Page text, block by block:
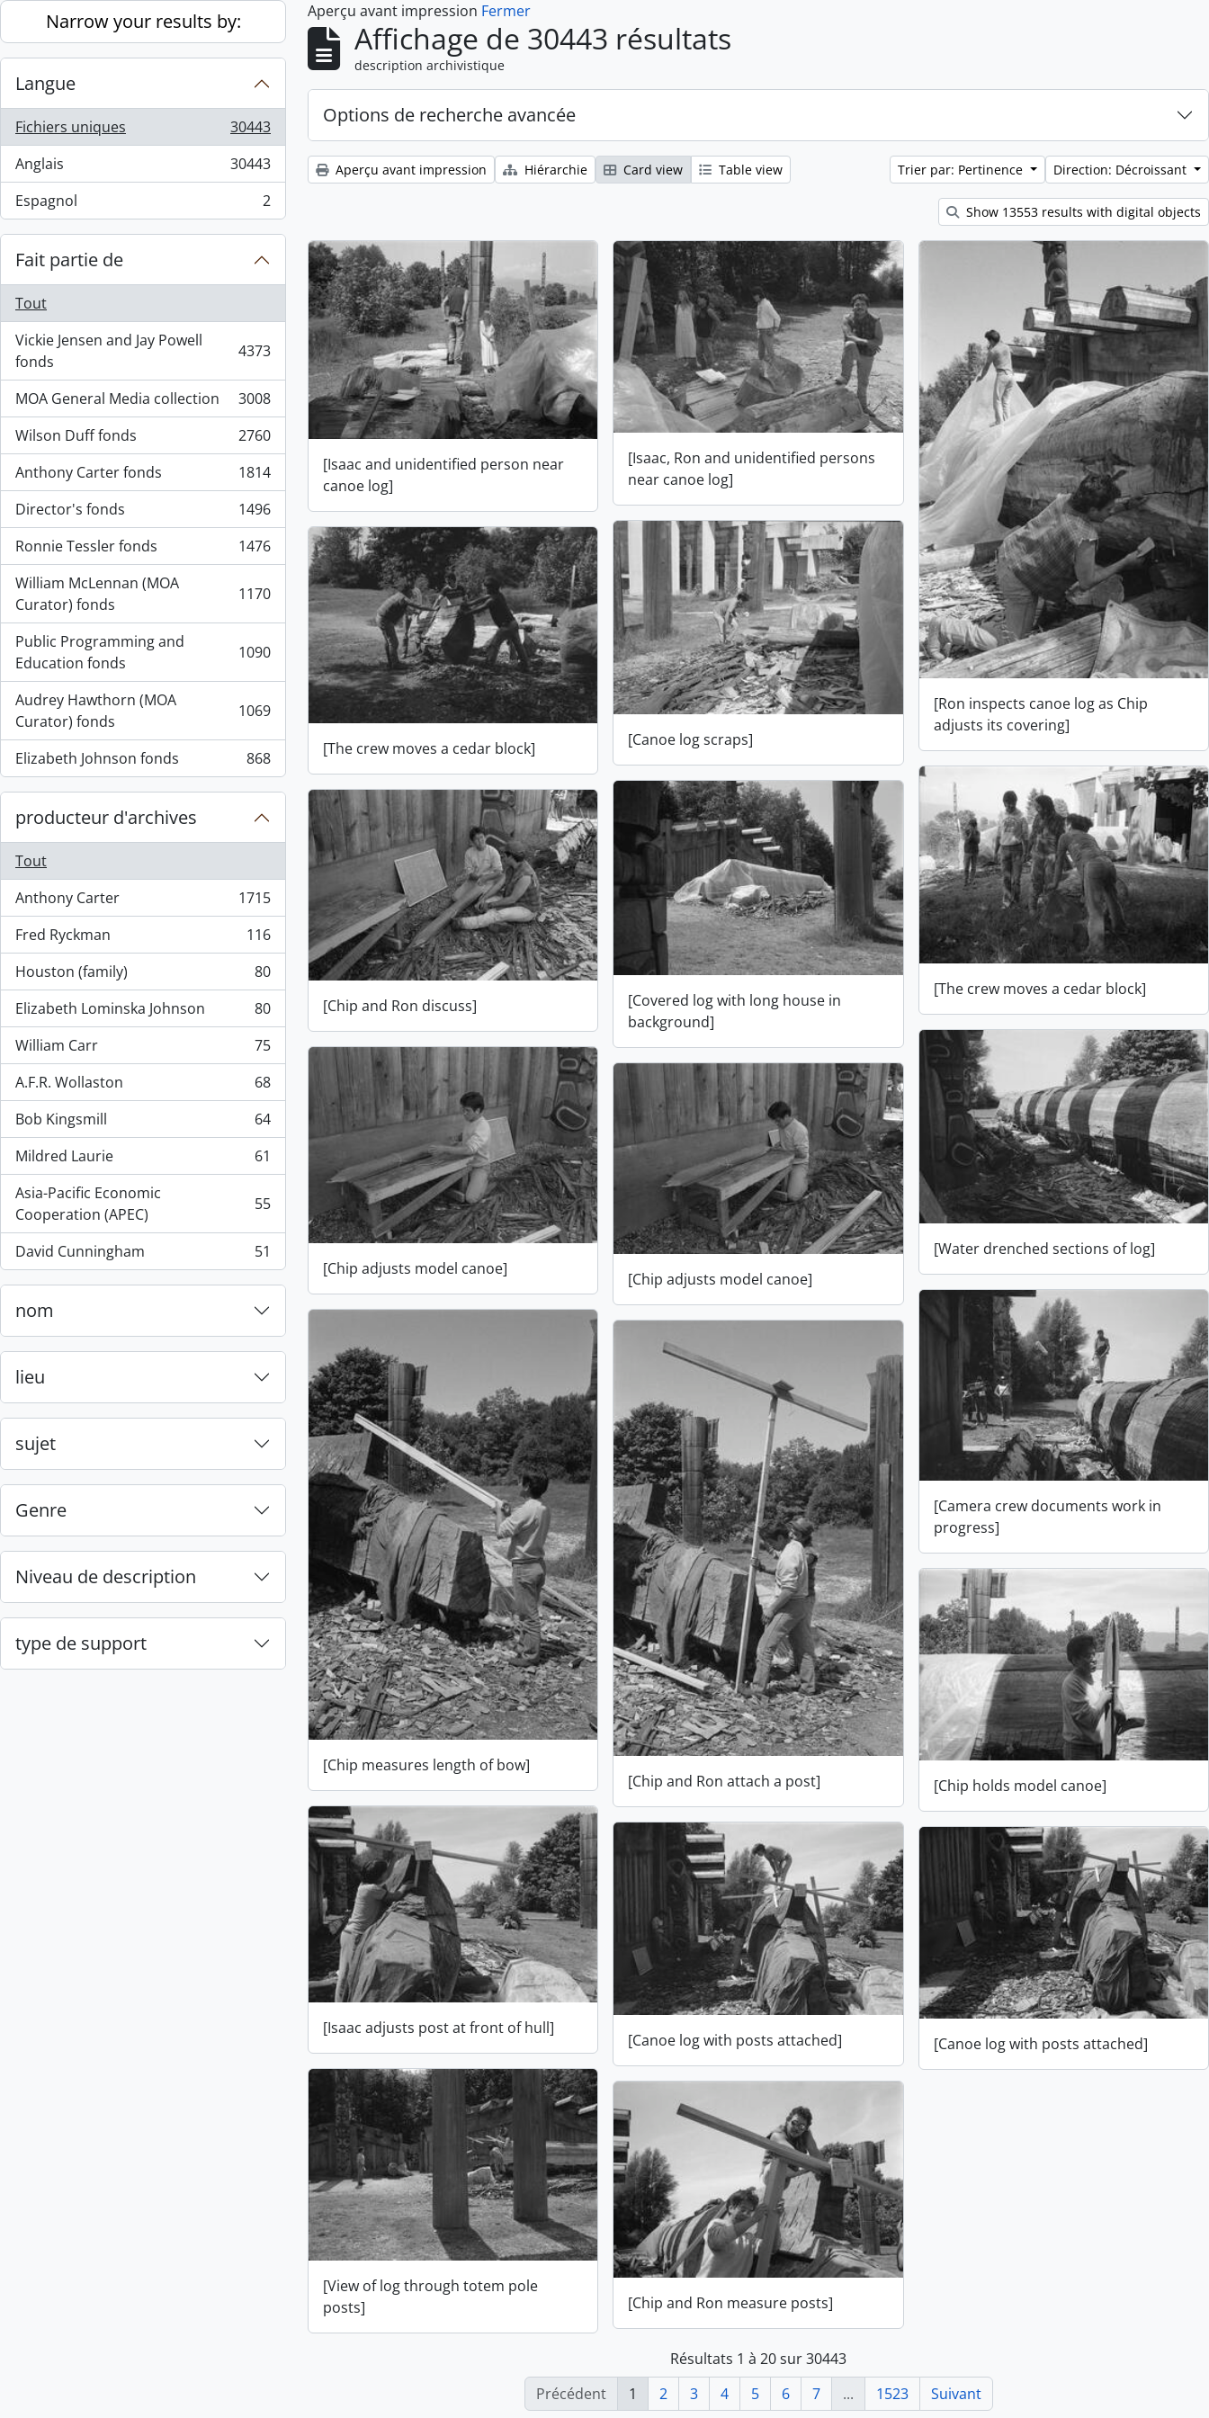
Skip to main content
Narrow your results by:
Langue
Fichiers uniques
, 30443 résultats
30443
Anglais
, 30443 résultats
30443
Espagnol
, 2 résultats 2
Fait partie de
Tout
Vickie Jensen and Jay Powell
fonds
, 4373 résultats 4373
MOA General Media collection
, 3008 résultats
3008
Wilson Duff fonds
, 2760 résultats
2760
Anthony Carter fonds
, 1814 résultats
1814
Director's fonds
, 1496 résultats
1496
Ronnie Tessler fonds
, 1476 résultats
1476
William McLennan (MOA
Curator) fonds
, 1170 résultats 1170
Public Programming and
Education fonds
, 1090 résultats 1090
Audrey Hawthorn (MOA
Curator) fonds
, 1069 résultats 1069
Elizabeth Johnson fonds
, 868 résultats 868
producteur d'archives
Tout
Anthony Carter
, 1715 résultats
1715
Fred Ryckman
, 116 résultats
116
Houston (family)
, 80 résultats
80
Elizabeth Lominska Johnson
, 80 résultats
80
William Carr
, 75 résultats
75
A.F.R. Wollaston
, 68 résultats
68
Bob Kingsmill
, 64 résultats
64
Mildred Laurie
, 61 résultats
61
Asia-Pacific Economic
Cooperation (APEC)
, 55 résultats 55
David Cunningham
, 51 résultats 51
nom
lieu
sujet
Genre
Niveau de description
type de support
Aperçu avant impression Fermer
Affichage de 30443 résultats
description archivistique
Options de recherche avancée
Aperçu avant impression Hiérarchie Card view Table view Trier par: Pertinence Direction: Décroissant
Show 13553 results with digital objects
[Isaac and unidentified person near
canoe log]
[Isaac, Ron and unidentified persons
near canoe log]
[Ron inspects canoe log as Chip
adjusts its covering]
[Canoe log scraps]
[The crew moves a cedar block]
[The crew moves a cedar block]
[Covered log with long house in
background]
[Chip and Ron discuss]
[Water drenched sections of log]
[Chip adjusts model canoe]
[Chip adjusts model canoe]
[Camera crew documents work in
progress]
[Chip measures length of bow]
[Chip and Ron attach a post]
[Chip holds model canoe]
[Isaac adjusts post at front of hull]
[Canoe log with posts attached] [Canoe log with posts attached]
[View of log through totem pole
posts]
[Chip and Ron measure posts]
Résultats 1 à 20 sur 30443
Précédent
1 2 3 4 5 6 7 ... 1523 Suivant